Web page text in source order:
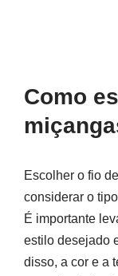
Como
Escolher o fio
considerar o
É importante
estilo desejado
disso, a cor e a